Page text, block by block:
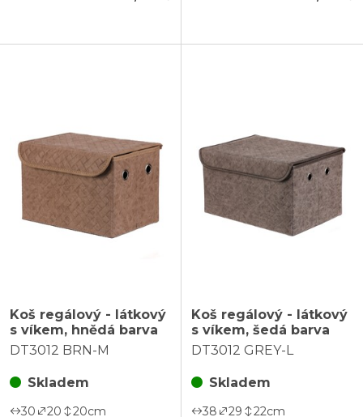
Koš regálový - látkový
s víkem, hnědá barva
DT3012 BRN-M
Skladem
30 20 20cm
Koš regálový - látkový
s víkem, šedá barva
DT3012 GREY-L
Skladem
38 29 22cm